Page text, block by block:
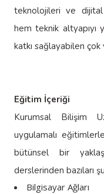
teknolojileri ve
hem teknik
katkı sağlayabilen
Eğitim İçeriği
Kurumsal Bilişim
uygulamalı
bütünsel bir
derslerinden bazıları
Bilgisayar Ağları